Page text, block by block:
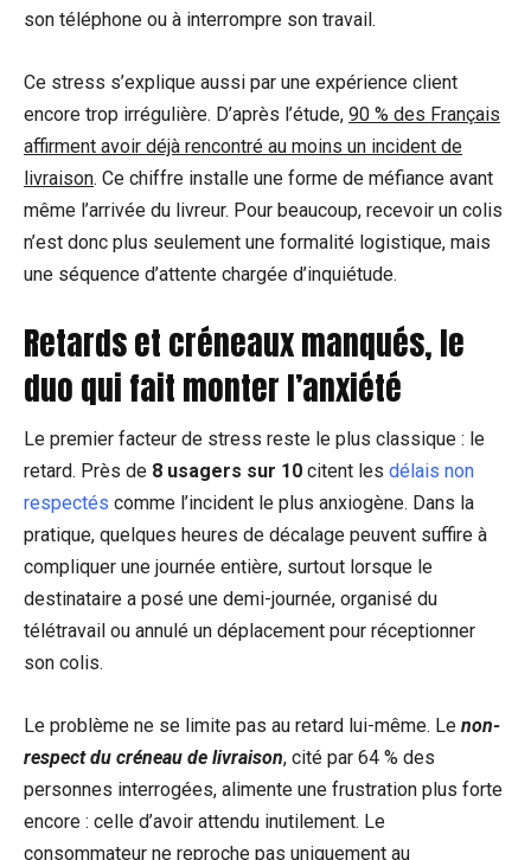
son téléphone ou à interrompre son travail.
Ce stress s’explique aussi par une expérience client
encore trop irrégulière. D’après l’étude, 90 % des Français
affirment avoir déjà rencontré au moins un incident de
livraison. Ce chiffre installe une forme de méfiance avant
même l’arrivée du livreur. Pour beaucoup, recevoir un colis
n’est donc plus seulement une formalité logistique, mais
une séquence d’attente chargée d’inquiétude.
Retards et créneaux manqués, le
duo qui fait monter l’anxiété
Le premier facteur de stress reste le plus classique : le
retard. Près de 8 usagers sur 10 citent les délais non
respectés comme l’incident le plus anxiogène. Dans la
pratique, quelques heures de décalage peuvent suffire à
compliquer une journée entière, surtout lorsque le
destinataire a posé une demi-journée, organisé du
télétravail ou annulé un déplacement pour réceptionner
son colis.
Le problème ne se limite pas au retard lui-même. Le non-
respect du créneau de livraison, cité par 64 % des
personnes interrogées, alimente une frustration plus forte
encore : celle d’avoir attendu inutilement. Le
consommateur ne reproche pas uniquement au